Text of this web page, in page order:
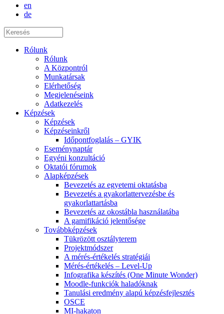
en
de
Rólunk
Rólunk
A Központról
Munkatársak
Elérhetőség
Megjelenéseink
Adatkezelés
Képzések
Képzések
Képzéseinkről
Időpontfoglalás – GYIK
Eseménynaptár
Egyéni konzultáció
Oktatói fórumok
Alapképzések
Bevezetés az egyetemi oktatásba
Bevezetés a gyakorlattervezésbe és
gyakorlattartásba
Bevezetés az okostábla használatába
A gamifikáció jelentősége
Továbbképzések
Tükrözött osztályterem
Projektmódszer
A mérés-értékelés stratégiái
Mérés-értékelés – Level-Up
Infografika készítés (One Minute Wonder)
Moodle-funkciók haladóknak
Tanulási eredmény alapú képzésfejlesztés
OSCE
MI-hakaton